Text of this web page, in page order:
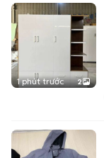
1 phút trước 2